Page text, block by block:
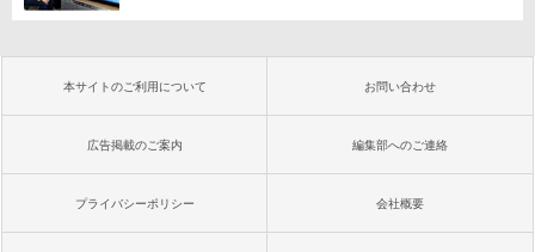
本サイトのご利用について お問い合わせ
広告掲載のご案内 編集部へのご連絡
プライバシーポリシー 会社概要